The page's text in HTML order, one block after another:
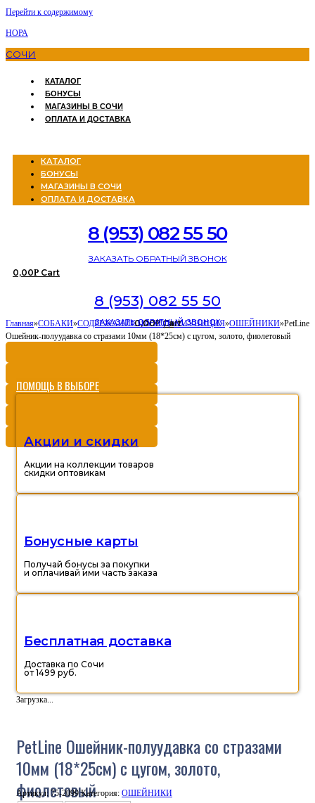
Перейти к содержимому
НОРА
СОЧИ
КАТАЛОГ
БОНУСЫ
МАГАЗИНЫ В СОЧИ
ОПЛАТА И ДОСТАВКА
КАТАЛОГ
БОНУСЫ
МАГАЗИНЫ В СОЧИ
ОПЛАТА И ДОСТАВКА
8 (953) 082 55 50
ЗАКАЗАТЬ ОБРАТНЫЙ ЗВОНОК
0,00Р Cart
8 (953) 082 55 50
ЗАКАЗАТЬ ОБРАТНЫЙ ЗВОНОК
0,00Р Cart
Главная»СОБАКИ»СОДЕРЖАНИЕ И УХОД»АМУНИЦИЯ»ОШЕЙНИКИ»PetLine
Ошейник-полуудавка со стразами 10мм (18*25см) с цугом, золото, фиолетовый
ПОМОЩЬ В ВЫБОРЕ
Акции и скидки
Акции на коллекции товаров
скидки оптовикам
Бонусные карты
Получай бонусы за покупки
и оплачивай ими часть заказа
Бесплатная доставка
Доставка по Сочи
от 1499 руб.
Загрузка...
PetLine Ошейник-полуудавка со стразами
10мм (18*25см) с цугом, золото,
фиолетовый
Артикул: 75-2099 Категория: ОШЕЙНИКИ